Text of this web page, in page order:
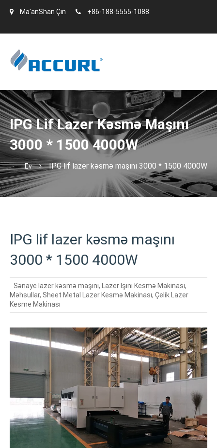
Ma'anShan Çin +86-188-5555-1088
IPG Lif Lazer Kəsmə Maşını
3000 * 1500 4000W
Ev IPG lif lazer kəsmə maşını 3000 * 1500 4000W
IPG lif lazer kəsmə maşını
3000 * 1500 4000W
Sənaye lazer kəsmə maşını, Lazer Işını Kesmə Makinası,
Məhsullar, Sheet Metal Lazer Kesmə Makinası, Çelik Lazer
Kesme Makinası